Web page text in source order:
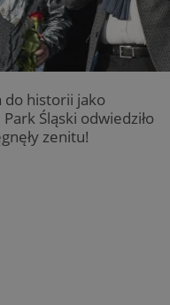
do historii jako
Śląski odwiedziło
zenitu!